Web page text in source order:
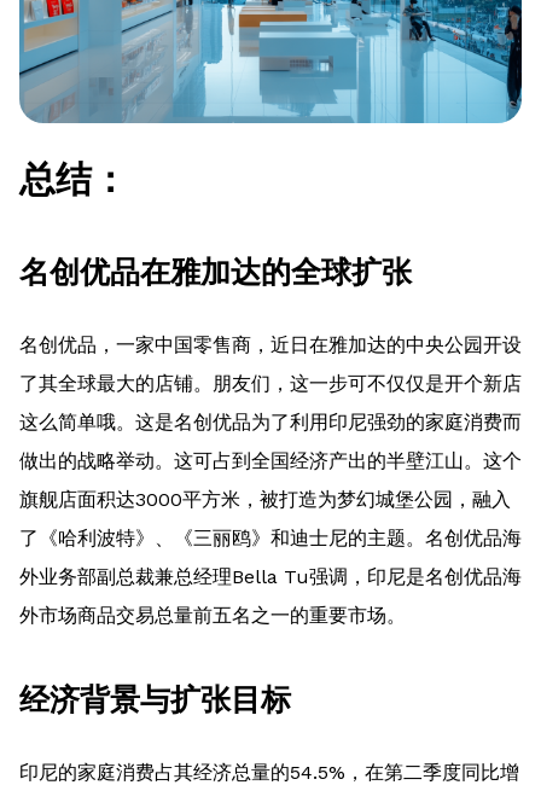
总结：
名创优品在雅加达的全球扩张
名创优品，一家中国零售商，近日在雅加达的中央公园开设
了其全球最大的店铺。朋友们，这一步可不仅仅是开个新店
这么简单哦。这是名创优品为了利用印尼强劲的家庭消费而
做出的战略举动。这可占到全国经济产出的半壁江山。这个
旗舰店面积达3000平方米，被打造为梦幻城堡公园，融入
了《哈利波特》、《三丽鸥》和迪士尼的主题。名创优品海
外业务部副总裁兼总经理Bella Tu强调，印尼是名创优品海
外市场商品交易总量前五名之一的重要市场。
经济背景与扩张目标
印尼的家庭消费占其经济总量的54.5%，在第二季度同比增